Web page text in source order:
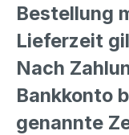
Bestellung
Lieferzeit
Nach
Bankkonto
genannte